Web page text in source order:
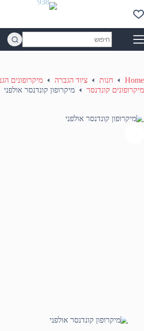
to
content
results
Home חנות ציוד הגברה
מיקרופונים
מיקרופונים קונדנסר
מיקרופון קונדנסר אולפני